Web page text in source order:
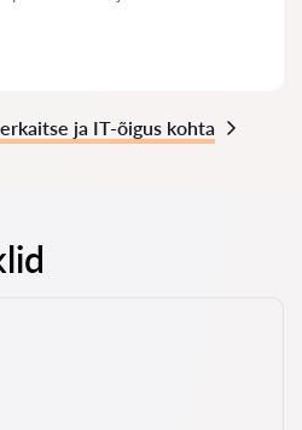
ja IT-õigus kohta